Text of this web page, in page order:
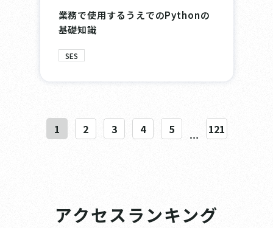
業務で使用するうえでのPythonの
基礎知識
SES
1 2 3 4 5
…
121
アクセスランキング